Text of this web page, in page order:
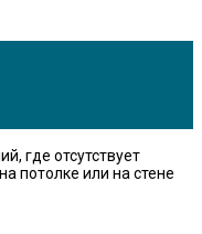
где отсутствует
потолке или на стене